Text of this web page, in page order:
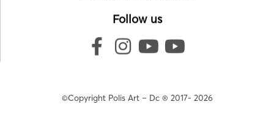
Follow us
©Copyright Polis Art – Dc ® 2017- 2026